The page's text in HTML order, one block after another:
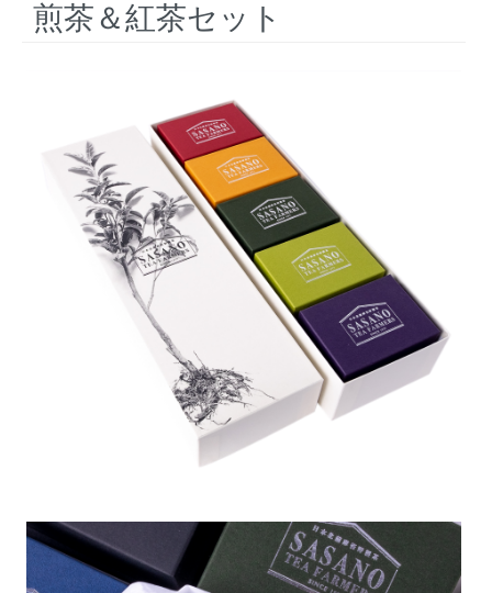
煎茶＆紅茶セット